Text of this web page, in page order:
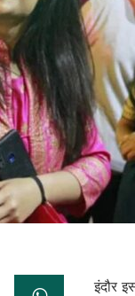
इंदौर